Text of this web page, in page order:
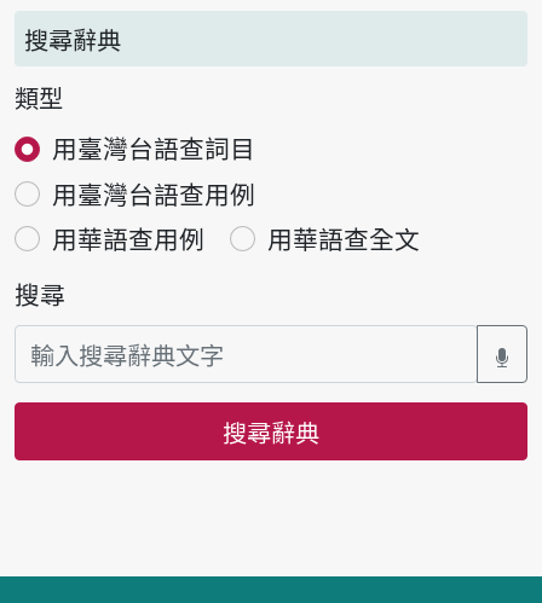
搜尋辭典
類型
用臺灣台語查詞目
用臺灣台語查用例
用華語查用例
用華語查全文
搜尋
搜尋辭典